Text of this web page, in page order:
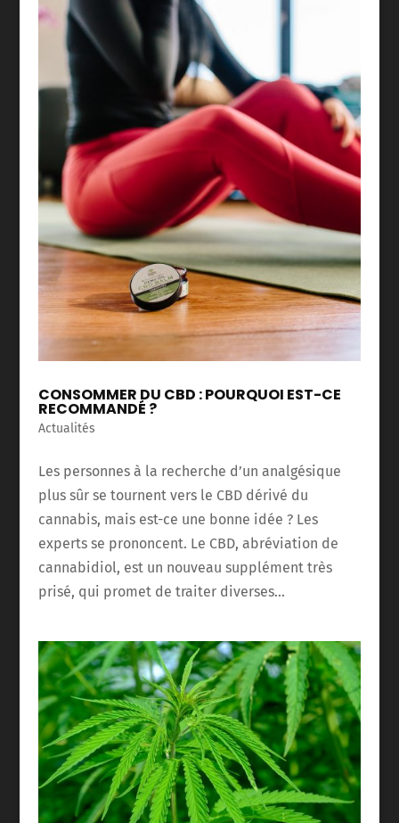
CONSOMMER DU CBD : POURQUOI EST-CE
RECOMMANDÉ ?
Actualités
Les personnes à la recherche d’un analgésique
plus sûr se tournent vers le CBD dérivé du
cannabis, mais est-ce une bonne idée ? Les
experts se prononcent. Le CBD, abréviation de
cannabidiol, est un nouveau supplément très
prisé, qui promet de traiter diverses...